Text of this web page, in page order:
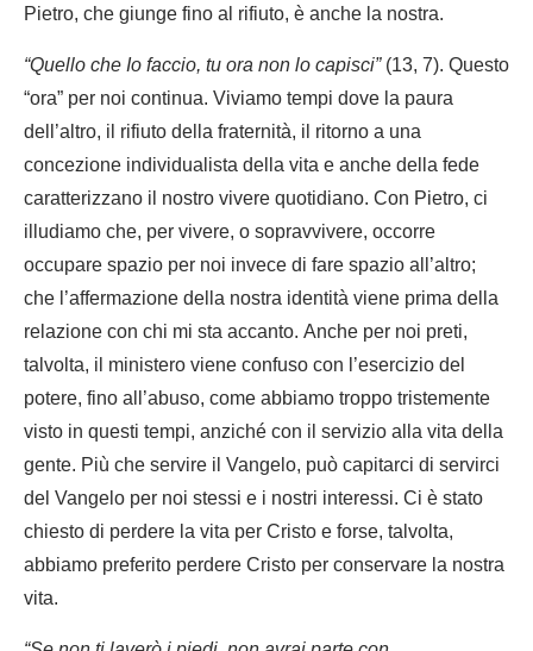
Pietro, che giunge fino al rifiuto, è anche la nostra.
“Quello che Io faccio, tu ora non lo capisci”(13, 7). Questo
“ora” per noi continua. Viviamo tempi dove la paura
dell’altro, il rifiuto della fraternità, il ritorno a una
concezione individualista della vita e anche della fede
caratterizzano il nostro vivere quotidiano. Con Pietro, ci
illudiamo che, per vivere, o sopravvivere, occorre
occupare spazio per noi invece di fare spazio all’altro;
che l’affermazione della nostra identità viene prima della
relazione con chi mi sta accanto. Anche per noi preti,
talvolta, il ministero viene confuso con l’esercizio del
potere, fino all’abuso, come abbiamo troppo tristemente
visto in questi tempi, anziché con il servizio alla vita della
gente. Più che servire il Vangelo, può capitarci di servirci
del Vangelo per noi stessi e i nostri interessi. Ci è stato
chiesto di perdere la vita per Cristo e forse, talvolta,
abbiamo preferito perdere Cristo per conservare la nostra
vita.